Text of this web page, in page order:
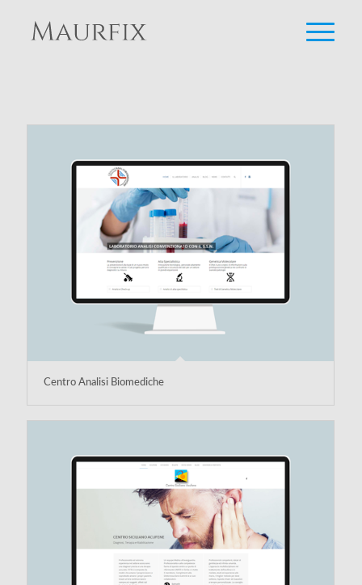
Centro Analisi Biomediche